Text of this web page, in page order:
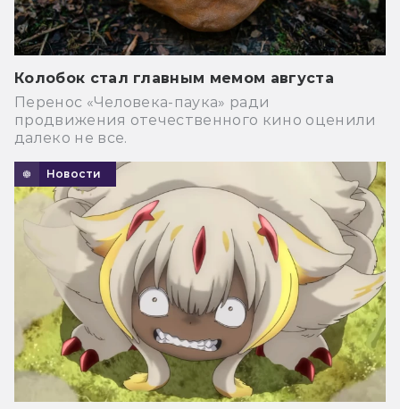
Колобок стал главным мемом августа
Перенос «Человека-паука» ради
продвижения отечественного кино оценили
далеко не все.
Новости